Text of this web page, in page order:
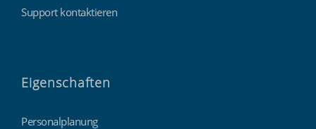
Support kontaktieren
Eigenschaften
Personalplanung